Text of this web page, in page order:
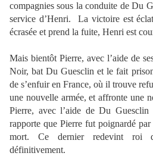
compagnies sous la conduite de Du
service d’Henri.
La victoire est
écrasée et prend la fuite, Henri est
Mais bientôt Pierre, avec l’aide de
Noir, bat Du Guesclin et le fait
de s’enfuir en France, où il trouve
une nouvelle armée, et affronte une
Pierre, avec l’aide de Du
rapporte que Pierre fut poignardé
mort. Ce dernier redevint roi
définitivement.